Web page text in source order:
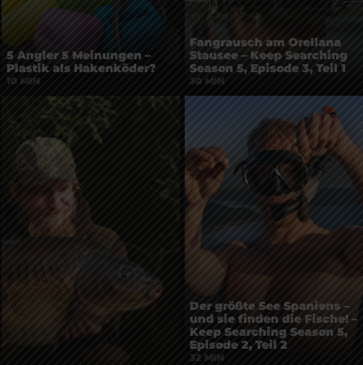
10 MIN
5 Angler 5 Meinungen –
Plastik als Hakenköder?
30 MIN
Fangrausch am Orellana
Stausee – Keep Searching
Season 5, Episode 3, Teil 1
32 MIN
Der größte See Spaniens –
und sie finden die Fische! –
Keep Searching Season 5,
Episode 2, Teil 2